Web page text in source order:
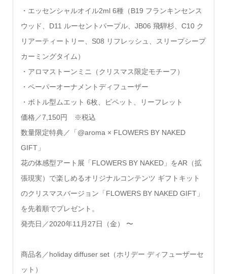
・エッセンシャルオイル2ml 6種（B19 フランキンセンス
ウッド、D11 ルーセントパープル、JB06 飛騨杉、C10 ク
リアーティートリー、S08 リフレッシュ、スリープシープ
カーミングタイム）
・アロマストーンミニ（クリスマス限定モチーフ）
・ペーパーオーナメントディフューザー
・ボトル型ムエット 6枚、ピペット、リーフレット
価格／7,150円 ※税込
数量限定特典／「@aroma × FLOWERS BY NAKED
GIFT」
花の体感型アート展「FLOWERS BY NAKED」をAR（拡
張現実）で楽しめるオリジナルコンテンツ ギフトキット
のクリスマスバージョン「FLOWERS BY NAKED GIFT」
を先着順でプレゼント。
発売日／2020年11月27日（金） 〜
商品名／holiday diffuser set（ホリデー ディフューザーセ
ット）